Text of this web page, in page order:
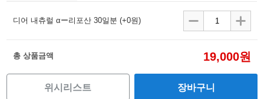
디어 내츄럴 αー리포산 30일분 (+0원)
총 상품금액 19,000원
위시리스트